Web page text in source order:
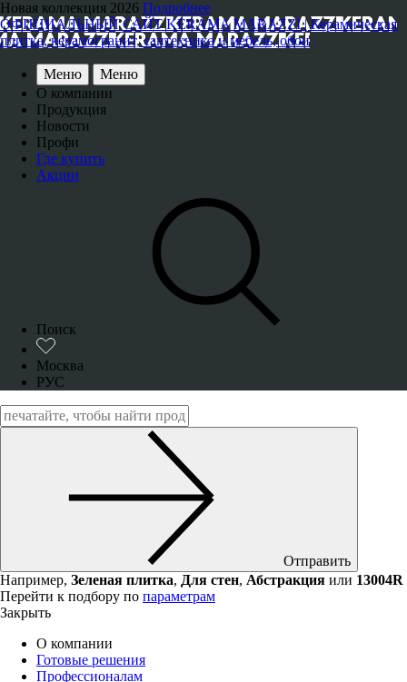
Новая коллекция 2026 Подробнее
ОФИЦИАЛЬНЫЙ САЙТ KERAMA MARAZZI | Керамическая
плитка, керамогранит, сантехника и мебель, обои
Меню
Меню
О компании
Продукция
Новости
Профи
Где купить
Акции
Поиск
Москва
РУС
Отправить
Например, Зеленая плитка, Для стен, Абстракция или 13004R
Перейти к подбору по параметрам
Закрыть
О компании
Готовые решения
Профессионалам